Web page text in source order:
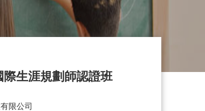
生涯規劃師認證班
限公司